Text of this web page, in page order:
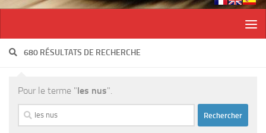
680 RÉSULTATS DE RECHERCHE
Pour le terme "les nus".
Rechercher :